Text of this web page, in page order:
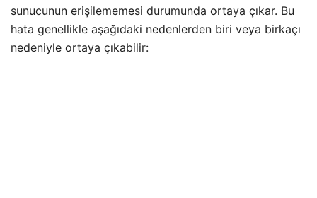
sunucunun erişilememesi durumunda ortaya çıkar. Bu
hata genellikle aşağıdaki nedenlerden biri veya birkaçı
nedeniyle ortaya çıkabilir: